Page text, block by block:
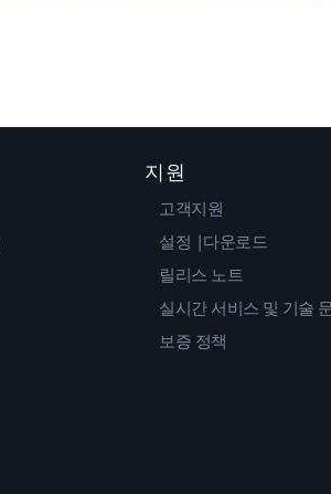
지원
고객지원
설정 |다운로드
릴리스 노트
실시간 서비스 및 기술
보증 정책